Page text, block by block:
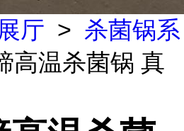
厅 > 杀菌锅系
高温杀菌锅 真